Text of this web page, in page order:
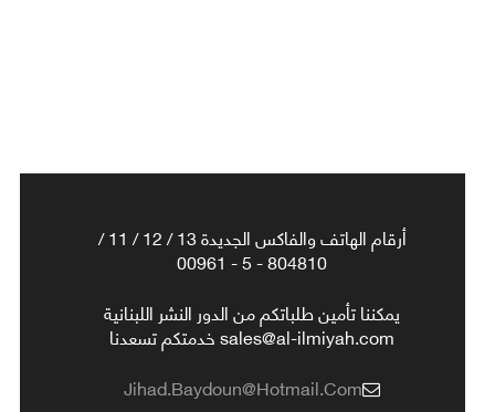
أرقام الهاتف والفاكس الجديدة 13 / 12 / 11 /
804810 - 5 - 00961
يمكننا تأمين طلباتكم من الدور النشر اللبنانية
sales@al-ilmiyah.com خدمتكم تسعدنا
Jihad.baydoun@hotmail.com